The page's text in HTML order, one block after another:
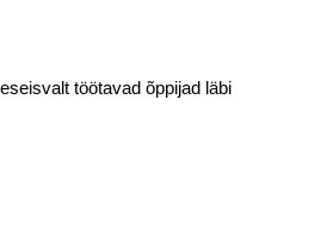
töötavad õppijad läbi